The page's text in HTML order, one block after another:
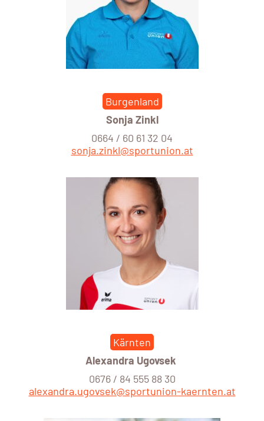
Burgenland
Sonja Zinkl
0664 / 60 61 32 04
sonja.zinkl@sportunion.at
Kärnten
Alexandra Ugovsek
0676 / 84 555 88 30
alexandra.ugovsek@sportunion-kaernten.at